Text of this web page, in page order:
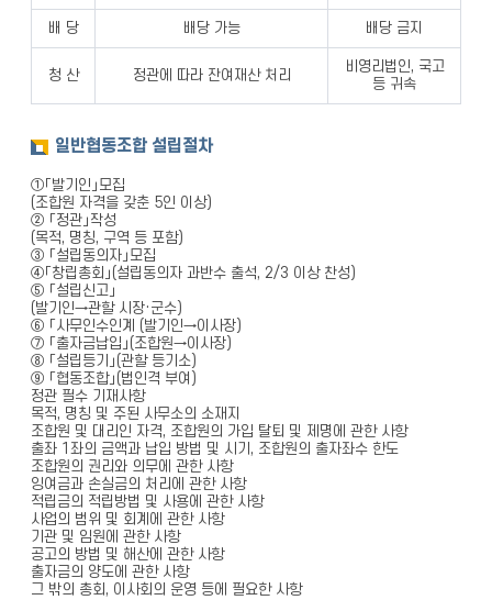
배 당 배당 가능 배당 금지
청 산 정관에 따라 잔여재산 처리
비영리법인, 국고
등 귀속
일반협동조합 설립절차
①「발기인」모집
(조합원 자격을 갖춘 5인 이상)
② 「정관」작성
(목적, 명칭, 구역 등 포함)
③ 「설립동의자」모집
④「창립총회」(설립동의자 과반수 출석, 2/3 이상 찬성)
⑤ 「설립신고」
(발기인→관할 시장·군수)
⑥ 「사무인수인계 (발기인→이사장)
⑦ 「출자금납입」(조합원→이사장)
⑧ 「설립등기」(관할 등기소)
⑨ 「협동조합」(법인격 부여)
정관 필수 기재사항
목적, 명칭 및 주된 사무소의 소재지
조합원 및 대리인 자격, 조합원의 가입 탈퇴 및 제명에 관한 사항
출좌 1좌의 금액과 납입 방법 및 시기, 조합원의 출자좌수 한도
조합원의 권리와 의무에 관한 사항
잉여금과 손실금의 처리에 관한 사항
적립금의 적립방법 및 사용에 관한 사항
사업의 범위 및 회계에 관한 사항
기관 및 임원에 관한 사항
공고의 방법 및 해산에 관한 사항
출자금의 양도에 관한 사항
그 밖의 총회, 이사회의 운영 등에 필요한 사항